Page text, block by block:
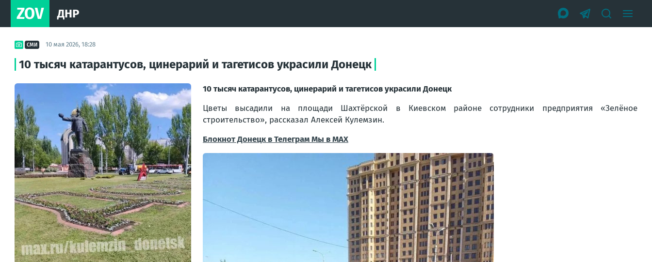
ZOV ДНР
СМИ 10 мая 2026, 18:28
10 тысяч катарантусов, цинерарий и тагетисов украсили Донецк
10 тысяч катарантусов, цинерарий и тагетисов украсили Донецк
Цветы высадили на площади Шахтёрской в Киевском районе сотрудники предприятия «Зелёное
строительство», рассказал Алексей Кулемзин.
Блокнот Донецк в Телеграм Мы в МАХ